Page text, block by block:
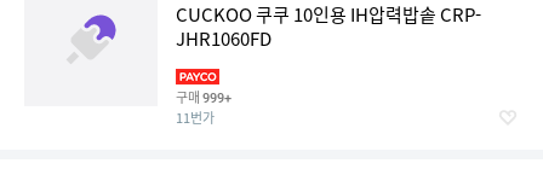
CUCKOO 쿠쿠 10인용 IH압력밥솥 CRP-
JHR1060FD
구매 999+
11번가